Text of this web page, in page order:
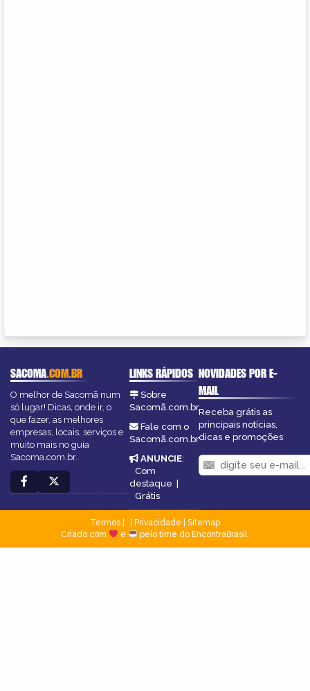
SACOMA.COM.BR
O melhor de Sacomã num
só lugar! Dicas, onde ir, o
que fazer, as melhores
empresas, locais, serviços e
muito mais no guia
Sacoma.com.br.
LINKS RÁPIDOS
Sobre
Sacomã.com.br
Fale com o
Sacomã.com.br
ANUNCIE:
Com
destaque
Grátis
NOVIDADES POR E-
MAIL
Receba grátis as
principais notícias,
dicas e promoções
Termos Privacidade
Sitemap
Criado com
e pelo time do EncontraBrasil